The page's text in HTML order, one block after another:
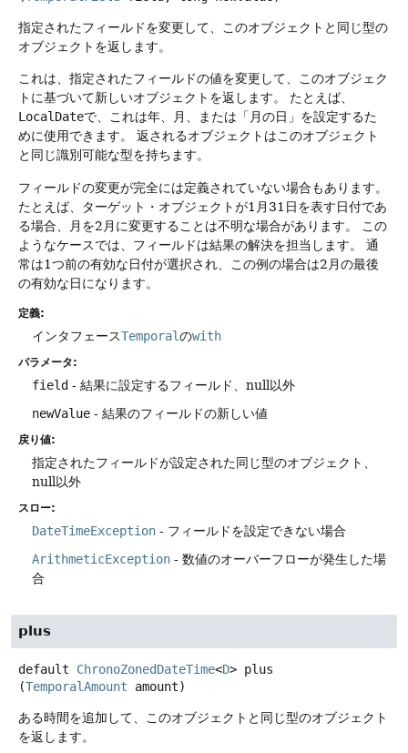
指定されたフィールドを変更して、このオブジェクトと同じ型の
オブジェクトを返します。
これは、指定されたフィールドの値を変更して、このオブジェク
トに基づいて新しいオブジェクトを返します。
たとえば、
LocalDateで、これは年、月、または「月の日」を設定するた
めに使用できます。
返されるオブジェクトはこのオブジェクト
と同じ識別可能な型を持ちます。
フィールドの変更が完全には定義されていない場合もあります。
たとえば、ターゲット・オブジェクトが1月31日を表す日付であ
る場合、月を2月に変更することは不明な場合があります。
この
ようなケースでは、フィールドは結果の解決を担当します。
通
常は1つ前の有効な日付が選択され、この例の場合は2月の最後
の有効な日になります。
定義:
インタフェースTemporalのwith
パラメータ:
field - 結果に設定するフィールド、null以外
newValue - 結果のフィールドの新しい値
戻り値:
指定されたフィールドが設定された同じ型のオブジェクト、
null以外
スロー:
DateTimeException - フィールドを設定できない場合
ArithmeticException - 数値のオーバーフローが発生した場
合
plus
default ChronoZonedDateTime<D> plus
(TemporalAmount amount)
ある時間を追加して、このオブジェクトと同じ型のオブジェクト
を返します。